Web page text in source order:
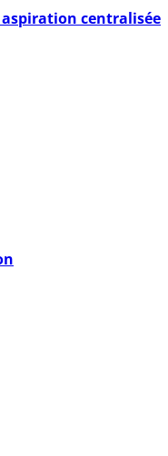
aspiration centralisée